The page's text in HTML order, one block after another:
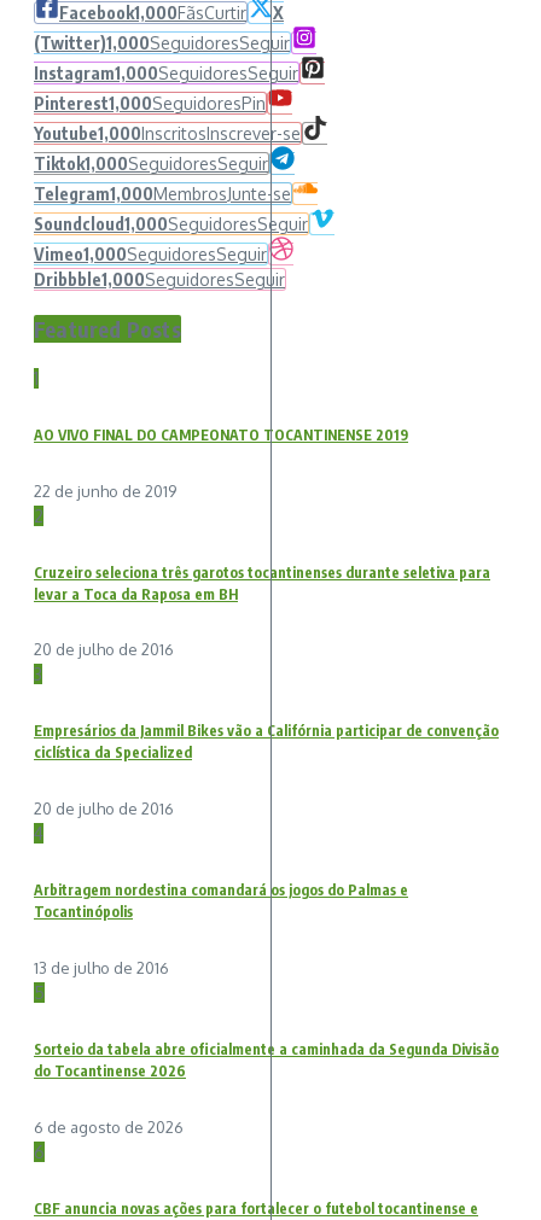
Facebook1,000FãsCurtir
X
(Twitter)1,000SeguidoresSeguir
Instagram1,000SeguidoresSeguir
Pinterest1,000SeguidoresPin
Youtube1,000InscritosInscrever-se
Tiktok1,000SeguidoresSeguir
Telegram1,000MembrosJunte-se
Soundcloud1,000SeguidoresSeguir
Vimeo1,000SeguidoresSeguir
Dribbble1,000SeguidoresSeguir
Featured Posts
1
AO VIVO FINAL DO CAMPEONATO TOCANTINENSE 2019
22 de junho de 2019
2
Cruzeiro seleciona três garotos tocantinenses durante seletiva para
levar a Toca da Raposa em BH
20 de julho de 2016
3
Empresários da Jammil Bikes vão a Califórnia participar de convenção
ciclística da Specialized
20 de julho de 2016
4
Arbitragem nordestina comandará os jogos do Palmas e
Tocantinópolis
13 de julho de 2016
5
Sorteio da tabela abre oficialmente a caminhada da Segunda Divisão
do Tocantinense 2026
6 de agosto de 2026
6
CBF anuncia novas ações para fortalecer o futebol tocantinense e